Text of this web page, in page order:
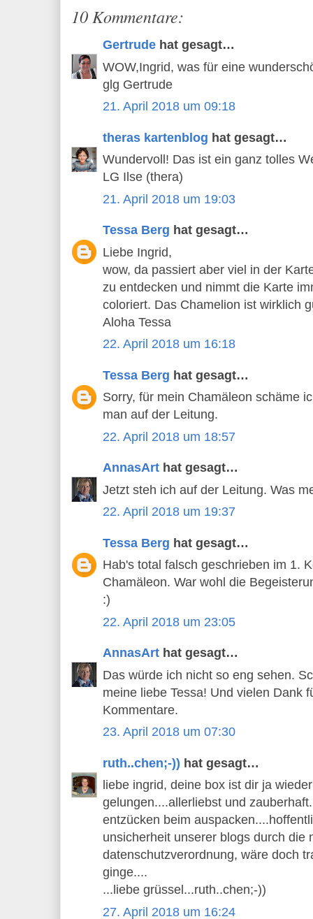
10 Kommentare:
Gertrude hat gesagt…
WOW,Ingrid, was für eine
glg Gertrude
21. April 2018 um 09:18
theras kartenblog hat gesagt…
Wundervoll! Das ist ein ganz tolles
LG Ilse (thera)
21. April 2018 um 19:03
Tessa Berg hat gesagt…
Liebe Ingrid,
wow, da passiert aber viel in der
zu entdecken und nimmt die Karte
coloriert. Das Chamelion ist wirklich
Aloha Tessa
22. April 2018 um 16:18
Tessa Berg hat gesagt…
Sorry, für mein Chamäleon schäme
man auf der Leitung.
22. April 2018 um 18:57
AnnasArt hat gesagt…
Jetzt steh ich auf der Leitung. Was
22. April 2018 um 19:37
Tessa Berg hat gesagt…
Hab's total falsch geschrieben im 1.
Chamäleon. War wohl die
:)
22. April 2018 um 23:05
AnnasArt hat gesagt…
Das würde ich nicht so eng sehen.
meine liebe Tessa! Und vielen Dank
Kommentare.
23. April 2018 um 07:30
ruth..chen;-)) hat gesagt…
liebe ingrid, deine box ist dir ja
gelungen....allerliebst und
entzücken beim
unsicherheit unserer blogs durch die
datenschutzverordnung, wäre doch
ginge....
...liebe grüssel...ruth..chen;-))
27. April 2018 um 16:24